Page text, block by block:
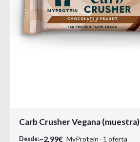
Carb Crusher Vegana (muestra)
Desde:~2.99€ MyProtein 1 oferta